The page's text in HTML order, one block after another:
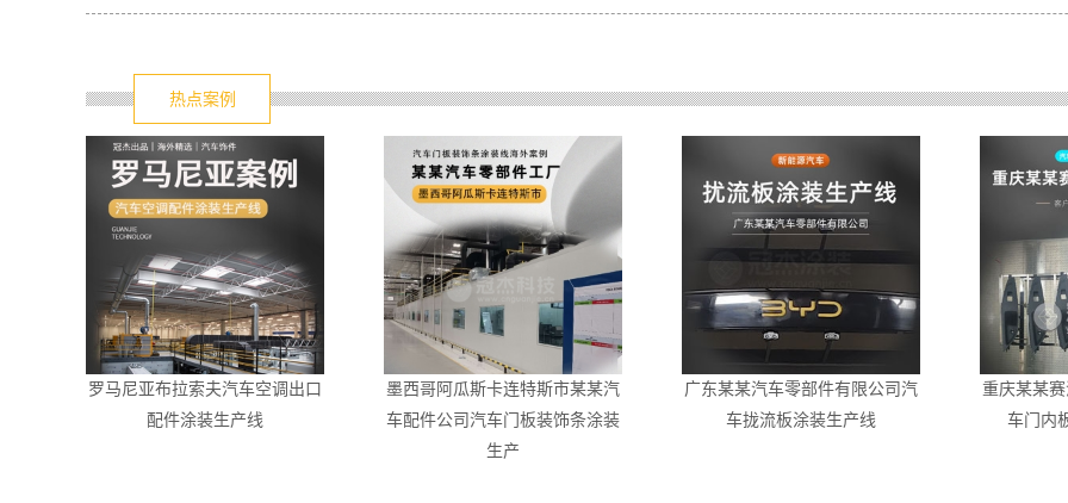
热点案例
罗马尼亚布拉索夫汽车空调出口
配件涂装生产线
墨西哥阿瓜斯卡连特斯市某某汽
车配件公司汽车门板装饰条涂装
生产
广东某某汽车零部件有限公司汽
车拢流板涂装生产线
重庆某某
车门内